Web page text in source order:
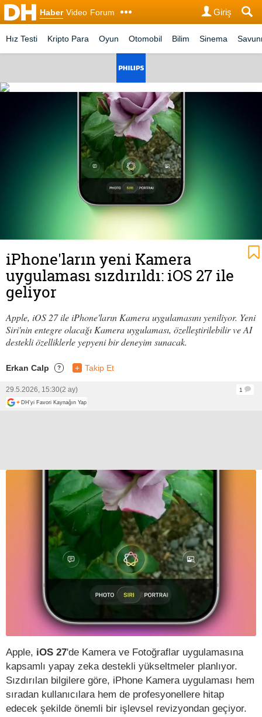
Haber Video Forum Giriş
Hız Testi Kripto Para Oyun Otomobil Bilim Sinema
iPhone'ların yeni Kamera
uygulaması sızdırıldı: iOS 27 ile
geliyor
Apple, iOS 27 ile iPhone'ların Kamera uygulamasını yeniliyor. Yeni
Siri'nin entegre olacağı Kamera uygulaması, özelleştirilebilir ve AI
destekli özelliklerle yepyeni bir deneyim sunacak.
Erkan Calp ? + Takip Et
29.5.2026, 15:30(2 ay)
1
+ DH'yi Favori Kaynağın Yap
Apple, iOS 27'de Kamera ve Fotoğraflar uygulamasına
kapsamlı yapay zeka destekli yükseltmeler planlıyor.
Sızdırılan bilgilere göre, iPhone Kamera uygulaması hem
sıradan kullanıcılara hem de profesyonellere hitap
edecek şekilde önemli bir işlevsel revizyondan geçiyor.